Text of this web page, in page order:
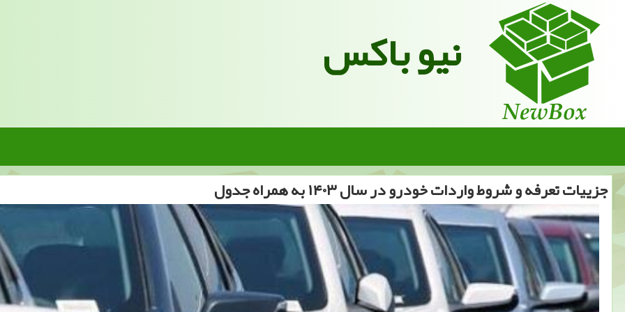
نیو باکس
جزییات تعرفه و شروط واردات خودرو در سال ۱۴۰۳ به همراه جدول